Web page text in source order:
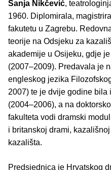
Sanja Nikčević,
1960. Diplomirala,
fakutetu u Zagrebu.
teorije na Odsjeku za
akademije u Osijeku, gdje
(2007‒2009). Predavala je
engleskog jezika
2007) te je dvije godine bila
(2004‒2006), a na
fakulteta vodi dramski
i britanskoj drami,
kazališta.
Predsjednica je Hrvatskog